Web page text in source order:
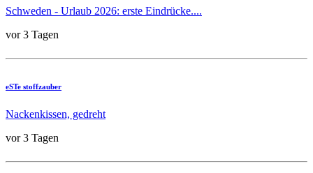
Schweden - Urlaub 2026: erste Eindrücke....
vor 3 Tagen
eSTe stoffzauber
Nackenkissen, gedreht
vor 3 Tagen